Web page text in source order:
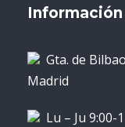
Gta. de
Madrid
Lu – Ju